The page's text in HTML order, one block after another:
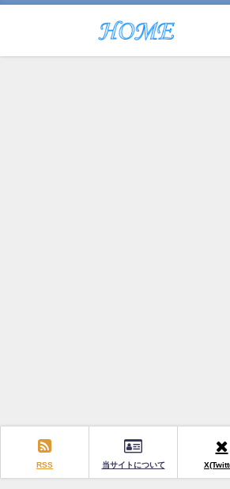
RSS 当サイトについて